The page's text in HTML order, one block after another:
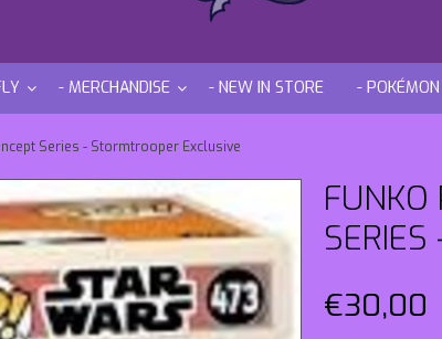
- MERCHANDISE - NEW IN STORE - POKÉMON
Series - Stormtrooper Exclusive
FUNKO
€30,00